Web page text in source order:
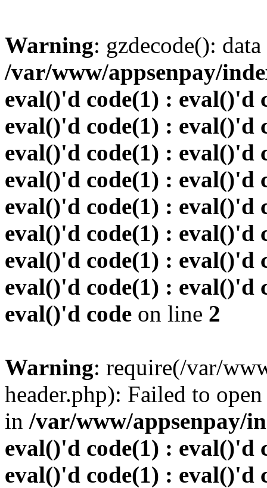
Warning: gzdecode():
/var/www/appsenpay/
eval()'d code(1) : eval()'d
eval()'d code(1) : eval()'d
eval()'d code(1) : eval()'d
eval()'d code(1) : eval()'d
eval()'d code(1) : eval()'d
eval()'d code(1) : eval()'d
eval()'d code(1) : eval()'d
eval()'d code(1) : eval()'d
eval()'d code on line 2
Warning: require(/var/
header.php): Failed to
in /var/www/appsenpay/
eval()'d code(1) : eval()'d
eval()'d code(1) : eval()'d